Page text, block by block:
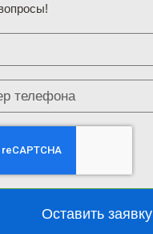
Оставить заявку